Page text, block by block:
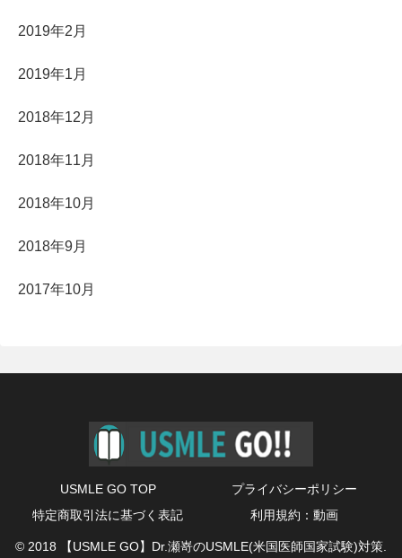
2019年2月
2019年1月
2018年12月
2018年11月
2018年10月
2018年9月
2017年10月
USMLE GO TOP
プライバシーポリシー
特定商取引法に基づく表記
利用規約：動画
© 2018 【USMLE GO】Dr.瀬嵜のUSMLE(米国医師国家試験)対策.